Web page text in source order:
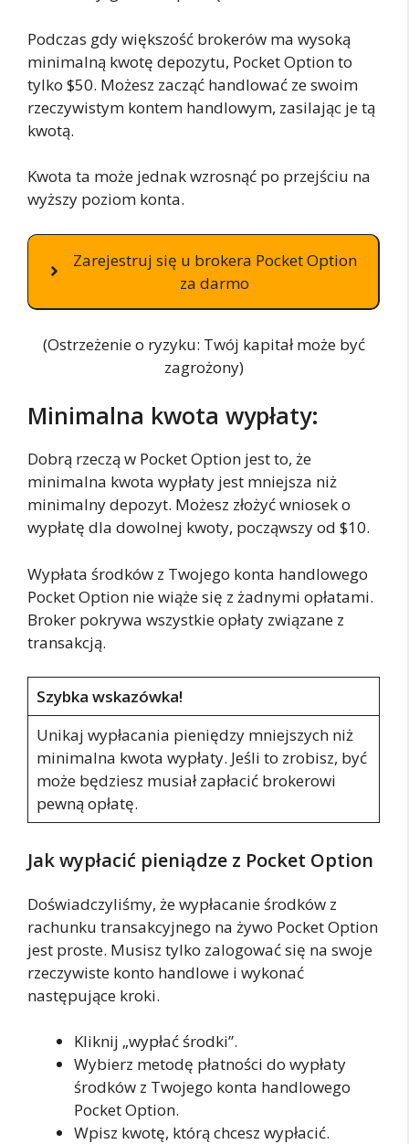
Podczas gdy większość brokerów ma wysoką
minimalną kwotę depozytu, Pocket Option to
tylko $50. Możesz zacząć handlować ze swoim
rzeczywistym kontem handlowym, zasilając je tą
kwotą.
Kwota ta może jednak wzrosnąć po przejściu na
wyższy poziom konta.
Zarejestruj się u brokera Pocket Option
za darmo
(Ostrzeżenie o ryzyku: Twój kapitał może być
zagrożony)
Minimalna kwota wypłaty:
Dobrą rzeczą w Pocket Option jest to, że
minimalna kwota wypłaty jest mniejsza niż
minimalny depozyt. Możesz złożyć wniosek o
wypłatę dla dowolnej kwoty, począwszy od $10.
Wypłata środków z Twojego konta handlowego
Pocket Option nie wiąże się z żadnymi opłatami.
Broker pokrywa wszystkie opłaty związane z
transakcją.
Szybka wskazówka!
Unikaj wypłacania pieniędzy mniejszych niż
minimalna kwota wypłaty. Jeśli to zrobisz, być
może będziesz musiał zapłacić brokerowi
pewną opłatę.
Jak wypłacić pieniądze z Pocket Option
Doświadczyliśmy, że wypłacanie środków z
rachunku transakcyjnego na żywo Pocket Option
jest proste. Musisz tylko zalogować się na swoje
rzeczywiste konto handlowe i wykonać
następujące kroki.
Kliknij „wypłać środki”.
Wybierz metodę płatności do wypłaty
środków z Twojego konta handlowego
Pocket Option.
Wpisz kwotę, którą chcesz wypłacić.